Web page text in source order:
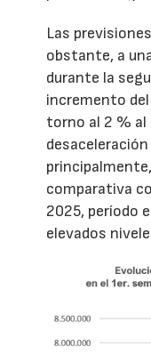
Las
obstante, a
durante la
incremento
torno al 2 % al
comparativa
2025, período
elevados